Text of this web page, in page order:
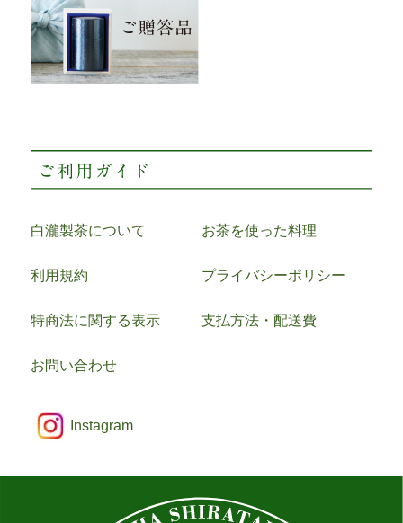
白瀧製茶について お茶を使った料理
利用規約 プライバシーポリシー
特商法に関する表示 支払方法・配送費
お問い合わせ
Instagram